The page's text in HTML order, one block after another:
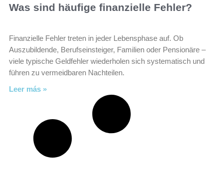
Was sind häufige finanzielle Fehler?
Finanzielle Fehler treten in jeder Lebensphase auf. Ob
Auszubildende, Berufseinsteiger, Familien oder Pensionäre –
viele typische Geldfehler wiederholen sich systematisch und
führen zu vermeidbaren Nachteilen.
Leer más »